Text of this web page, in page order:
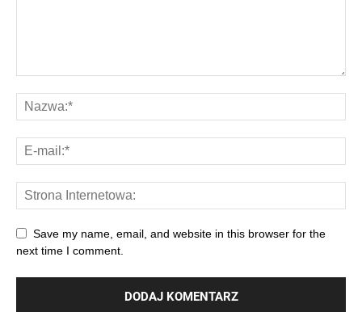
Save my name, email, and website in this browser for the
next time I comment.